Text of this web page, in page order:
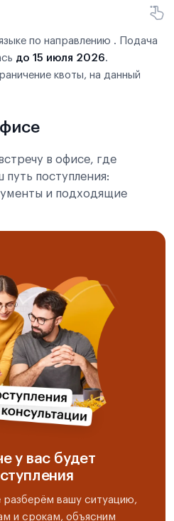
по направлению . Подача
до 15 июля 2026.
квоты, на данный
в офисе, где
поступления:
и подходящие
у вас будет
разберём вашу ситуацию,
и срокам, объясним